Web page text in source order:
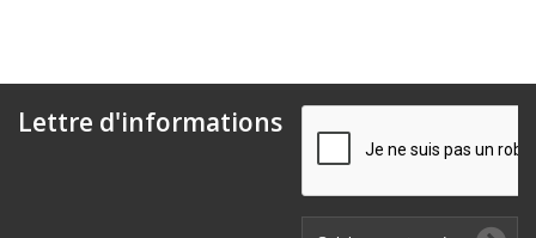
Lettre d'informations